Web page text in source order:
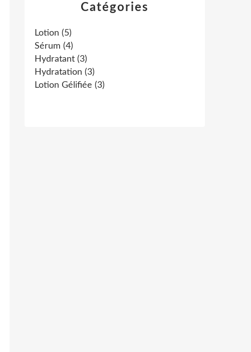
Catégories
Lotion (5)
Sérum (4)
Hydratant (3)
Hydratation (3)
Lotion Gélifiée (3)